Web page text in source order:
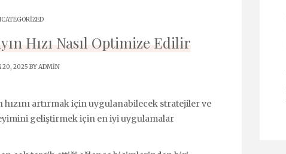
Hızı Nasıl Optimize Edilir
20, 2025 BYADMIN
artırmak için uygulanabilecek stratejiler ve
geliştirmek için en iyi uygulamalar